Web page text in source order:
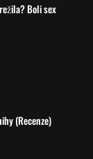
Boli sex
(Recenze)